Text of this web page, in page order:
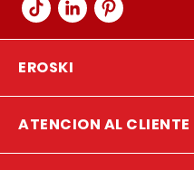
EROSKI
ATENCION AL CLIENTE